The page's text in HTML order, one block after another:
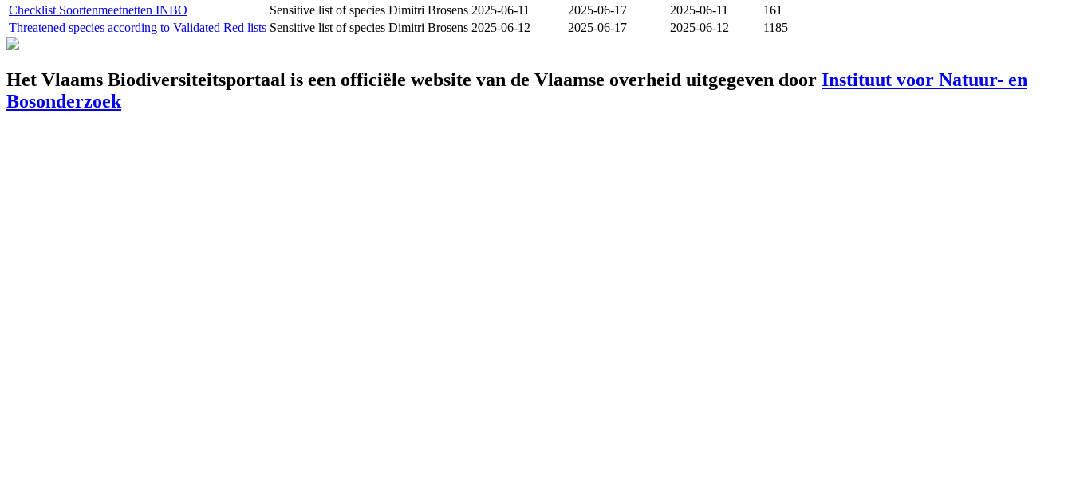
Checklist Soortenmeetnetten INBO
Sensitive list of species Dimitri Brosens 2025-06-11 2025-06-17 2025-06-11
161
Threatened species according to Validated Red lists Sensitive list of species Dimitri Brosens 2025-06-12 2025-06-17 2025-06-12 1185
Het Vlaams Biodiversiteitsportaal is een officiële website van de Vlaamse overheid uitgegeven door Instituut voor Natuur- en
Bosonderzoek